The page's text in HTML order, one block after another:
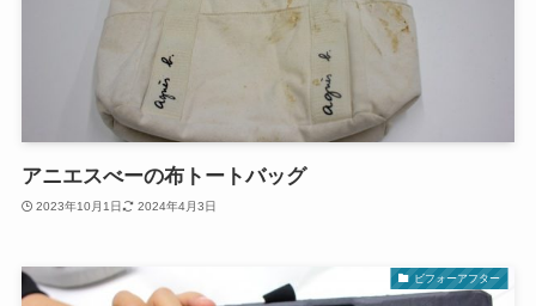
アニエスべーの布トートバッグ
2023年10月1日 2024年4月3日
ビフォーアフター